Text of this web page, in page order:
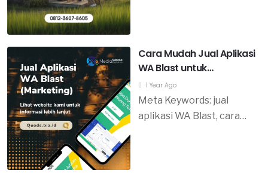
dan mengoptimalkan
manajemen hubungan
instansi Anda.
Cara Mudah Jual Aplikasi
WA Blast untuk
Memperluas Jangkauan
Bisnis Anda
1 Year Ago
Meta Keywords: jual
aplikasi WA Blast, cara